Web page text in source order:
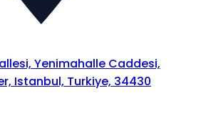
Yenimahalle Caddesi,
Istanbul, Turkiye, 34430